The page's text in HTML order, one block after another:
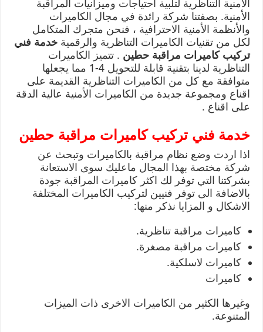
الأمنية التناظرية لتلبية احتياجات وميزانيات المراقبة
الأمنية. بصفتنا شركة رائدة في مجال الكاميرات
والأنظمة الأمنية الاحترافية ، فنحن متجرك المتكامل
لكل من تقنيات الكاميرات التناظرية والرقميةخدمة فني
تركيب كاميرات مراقبة حطين . تتميز الكاميرات
التناظرية لدينا بتقنية قابلة للتحويل 4-1 مما يجعلها
متوافقة مع كل من الكاميرات التناظرية القديمة على
اقناع ومجموعة جديدة من الكاميرات الأمنية عالية الدقة
على اقناع .
خدمة فني تركيب كاميرات مراقبة حطين
اذا اردت وضع نظام مراقبة بالكاميرات وتبحث عن
شركة مختصة بهذا المجال ماعليك سوى الاستعانة
بشركتنا التي توفر لك اكثر كاميرات المراقبة جودة
بالاضافة الى توفر فنيين لتركيب الكاميرات المختلفة
الاشكال و المزايا نذكر منها:
كاميرات مراقبة تناظرية.
كاميرات مراقبة مصغرة.
كاميرات لاسلكية.
كاميرات
وغيرها الكثير من الكاميرات الاخرى ذات الميزات
المتنوعة.